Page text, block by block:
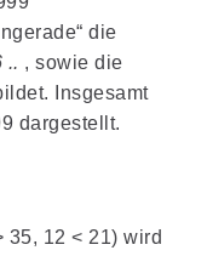
die
.. , sowie die
Insgesamt
dargestellt.
35, 12 < 21) wird